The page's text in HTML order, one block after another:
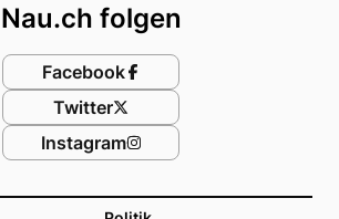
Nau.ch folgen
Facebook
Twitter
Instagram